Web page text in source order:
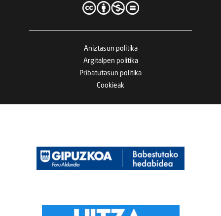
Aniztasun politika
Argitalpen politika
Pribatutasun politika
Cookieak